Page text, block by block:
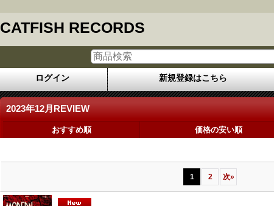
CATFISH RECORDS
ログイン 新規登録はこちら
2023年12月REVIEW
おすすめ順 価格の安い順
1 2 次»